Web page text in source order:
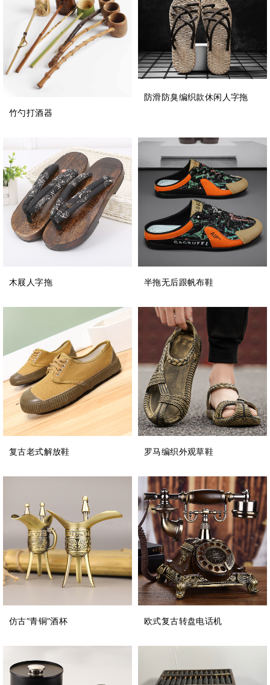
竹勺打酒器
防滑防臭编织款休闲人字拖
木屐人字拖 半拖无后跟帆布鞋
复古老式解放鞋 罗马编织外观草鞋
仿古“青铜”酒杯 欧式复古转盘电话机